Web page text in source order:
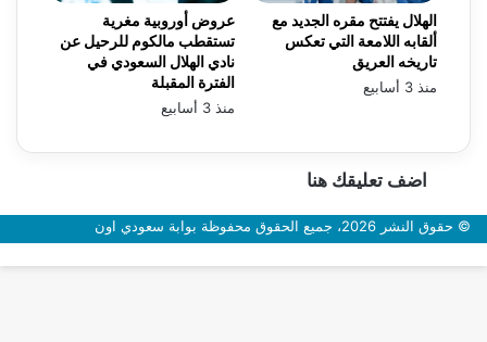
عروض أوروبية مغرية
تستقطب مالكوم للرحيل عن
نادي الهلال السعودي في
الفترة المقبلة
منذ 3 أسابيع
الهلال يفتتح مقره الجديد مع
ألقابه اللامعة التي تعكس
تاريخه العريق
منذ 3 أسابيع
اضف تعليقك هنا
© حقوق النشر 2026، جميع الحقوق محفوظة بوابة سعودي اون